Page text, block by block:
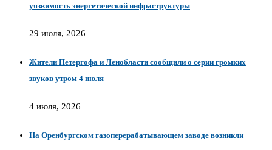
уязвимость энергетической инфраструктуры
29 июля, 2026
Жители Петергофа и Ленобласти сообщили о серии громких
звуков утром 4 июля
4 июля, 2026
На Оренбургском газоперерабатывающем заводе возникли